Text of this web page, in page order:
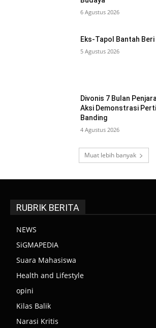
6 Agustus 2026
Eks-Tapol Bantah Beri
5 Agustus 2026
Divonis 7 Bulan
Aksi Demonstrasi
Banding
4 Agustus 2026
Muat lebih banyak
RUBRIK BERITA
NEWS
SiGMAPEDIA
Suara Mahasiswa
Health and Lifestyle
opini
Kilas Balik
Narasi Kritis